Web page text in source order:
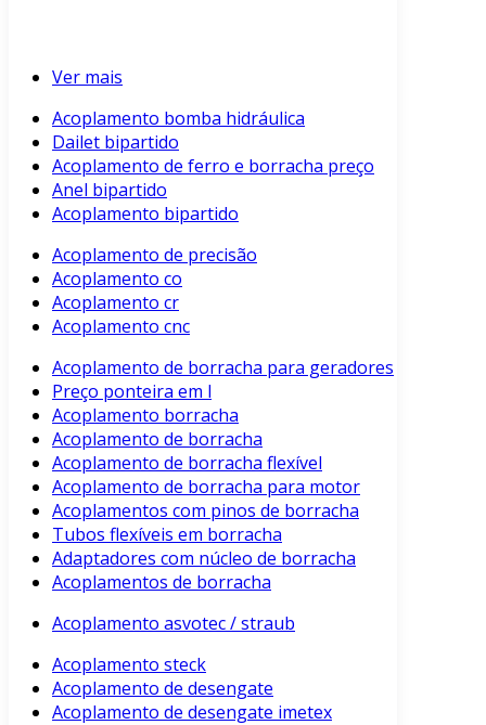
Ver mais
Acoplamento bomba hidráulica
Dailet bipartido
Acoplamento de ferro e borracha preço
Anel bipartido
Acoplamento bipartido
Acoplamento de precisão
Acoplamento co
Acoplamento cr
Acoplamento cnc
Acoplamento de borracha para geradores
Preço ponteira em l
Acoplamento borracha
Acoplamento de borracha
Acoplamento de borracha flexível
Acoplamento de borracha para motor
Acoplamentos com pinos de borracha
Tubos flexíveis em borracha
Adaptadores com núcleo de borracha
Acoplamentos de borracha
Acoplamento asvotec / straub
Acoplamento steck
Acoplamento de desengate
Acoplamento de desengate imetex